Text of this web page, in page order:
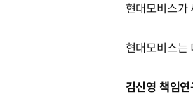
현대모비스가
현대모비스는
김신영 책임